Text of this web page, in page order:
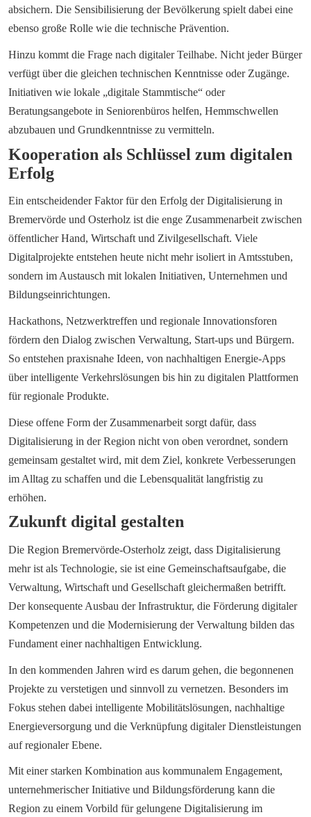
absichern. Die Sensibilisierung der Bevölkerung spielt dabei eine
ebenso große Rolle wie die technische Prävention.
Hinzu kommt die Frage nach digitaler Teilhabe. Nicht jeder Bürger
verfügt über die gleichen technischen Kenntnisse oder Zugänge.
Initiativen wie lokale „digitale Stammtische“ oder
Beratungsangebote in Seniorenbüros helfen, Hemmschwellen
abzubauen und Grundkenntnisse zu vermitteln.
Kooperation als Schlüssel zum digitalen
Erfolg
Ein entscheidender Faktor für den Erfolg der Digitalisierung in
Bremervörde und Osterholz ist die enge Zusammenarbeit zwischen
öffentlicher Hand, Wirtschaft und Zivilgesellschaft. Viele
Digitalprojekte entstehen heute nicht mehr isoliert in Amtsstuben,
sondern im Austausch mit lokalen Initiativen, Unternehmen und
Bildungseinrichtungen.
Hackathons, Netzwerktreffen und regionale Innovationsforen
fördern den Dialog zwischen Verwaltung, Start-ups und Bürgern.
So entstehen praxisnahe Ideen, von nachhaltigen Energie-Apps
über intelligente Verkehrslösungen bis hin zu digitalen Plattformen
für regionale Produkte.
Diese offene Form der Zusammenarbeit sorgt dafür, dass
Digitalisierung in der Region nicht von oben verordnet, sondern
gemeinsam gestaltet wird, mit dem Ziel, konkrete Verbesserungen
im Alltag zu schaffen und die Lebensqualität langfristig zu
erhöhen.
Zukunft digital gestalten
Die Region Bremervörde-Osterholz zeigt, dass Digitalisierung
mehr ist als Technologie, sie ist eine Gemeinschaftsaufgabe, die
Verwaltung, Wirtschaft und Gesellschaft gleichermaßen betrifft.
Der konsequente Ausbau der Infrastruktur, die Förderung digitaler
Kompetenzen und die Modernisierung der Verwaltung bilden das
Fundament einer nachhaltigen Entwicklung.
In den kommenden Jahren wird es darum gehen, die begonnenen
Projekte zu verstetigen und sinnvoll zu vernetzen. Besonders im
Fokus stehen dabei intelligente Mobilitätslösungen, nachhaltige
Energieversorgung und die Verknüpfung digitaler Dienstleistungen
auf regionaler Ebene.
Mit einer starken Kombination aus kommunalem Engagement,
unternehmerischer Initiative und Bildungsförderung kann die
Region zu einem Vorbild für gelungene Digitalisierung im